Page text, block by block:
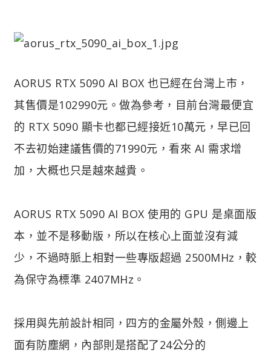
AORUS RTX 5090 AI BOX 也已經在台灣上市，
其售價是102990元。做為參考，目前台灣最便宜
的 RTX 5090 顯卡也都已經接近10萬元，早已回
不去初始建議售價的71990元，看來 AI 需求增
加，大概也只是越來越貴。
AORUS RTX 5090 AI BOX 使用的 GPU 是桌面版
本，並不是移動版，所以在核心上面並沒有減
少，不過時脈上相對一些專版超過 2500MHz，較
為保守為標準 2407MHz。
採用與先前設計相同，四方的金屬外殼，側邊上
面有防塵網，內部則是搭配了24公分的